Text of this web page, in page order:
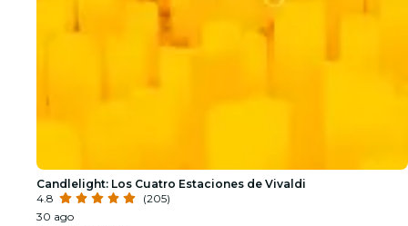
Candlelight: Los Cuatro Estaciones de Vivaldi
4.8
(205)
30 ago